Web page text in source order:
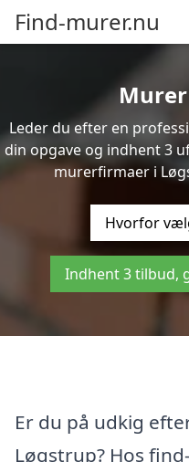
Find-murer.nu
Leder du efter en
din opgave og indhent 3
murerfirmaer i
Hvorfor
Indhent 3 tilbud,
Er du på udkig
Løgstrup? Hos